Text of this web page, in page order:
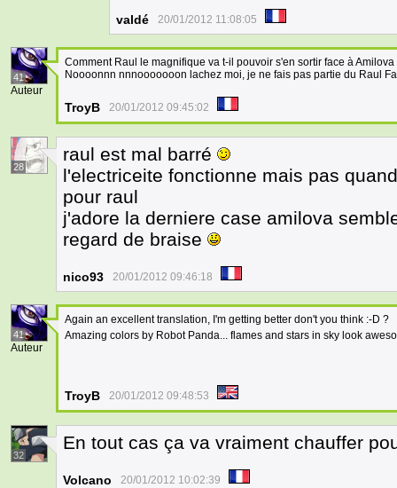
valdé 20/01/2012 11:08:05
41
Auteur
Comment Raul le magnifique va t-il pouvoir s'en sortir face à
Noooonnn nnnooooooon lachez moi, je ne fais pas partie du Raul
TroyB 20/01/2012 09:45:02
28
raul est mal barré
l'electriceite fonctionne mais pas
pour raul
j'adore la derniere case amilova
regard de braise
nico93 20/01/2012 09:46:18
41
Auteur
Again an excellent translation, I'm getting better don't you think :-D ?
Amazing colors by Robot Panda... flames and stars in sky look
TroyB 20/01/2012 09:48:53
32
En tout cas ça va vraiment chauffer
Volcano 20/01/2012 10:02:39